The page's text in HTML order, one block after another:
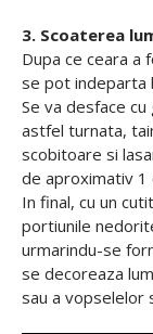
3. Scoaterea
Dupa ce ceara a
se pot indeparta
Se va desface
astfel turnata,
scobitoare si
de aproximativ 1
In final, cu un
portiunile
urmarindu-se
se decoreaza
sau a vopselelor